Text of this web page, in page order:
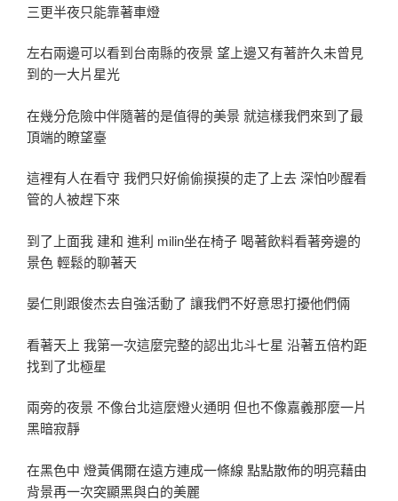
三更半夜只能靠著車燈
左右兩邊可以看到台南縣的夜景 望上邊又有著許久未曾見
到的一大片星光
在幾分危險中伴隨著的是值得的美景 就這樣我們來到了最
頂端的瞭望臺
這裡有人在看守 我們只好偷偷摸摸的走了上去 深怕吵醒看
管的人被趕下來
到了上面我 建和 進利 milin坐在椅子 喝著飲料看著旁邊的
景色 輕鬆的聊著天
晏仁則跟俊杰去自強活動了 讓我們不好意思打擾他們倆
看著天上 我第一次這麼完整的認出北斗七星 沿著五倍杓距
找到了北極星
兩旁的夜景 不像台北這麼燈火通明 但也不像嘉義那麼一片
黑暗寂靜
在黑色中 燈黃偶爾在遠方連成一條線 點點散佈的明亮藉由
背景再一次突顯黑與白的美麗